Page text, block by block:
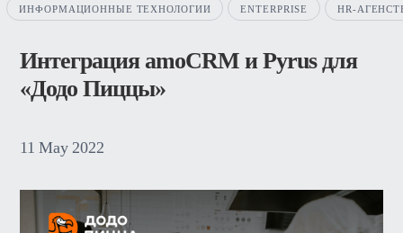
ИНФОРМАЦИОННЫЕ ТЕХНОЛОГИИ ENTERPRISE HR-
Интеграция amoCRM и Pyrus для
«Додо Пиццы»
11 May 2022